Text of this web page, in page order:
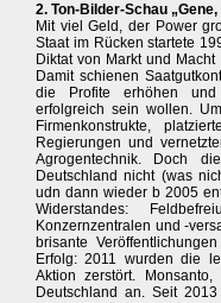
2. Ton-Bilder-Schau
Mit viel Geld, der Power
Staat im Rücken startete
Diktat von Markt und
Damit schienen
die Profite erhöhen und
erfolgreich sein wollen.
Firmenkonstrukte,
Regierungen und
Agrogentechnik. Doch
Deutschland nicht (was
udn dann wieder b 2005
Widerstandes:
Konzernzentralen und -
brisante
Erfolg: 2011 wurden die
Aktion zerstört.
Deutschland an. Seit